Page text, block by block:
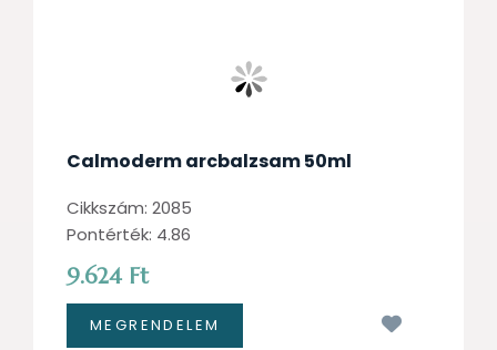
Calmoderm arcbalzsam 50ml
Cikkszám: 2085
Pontérték: 4.86
9.624 Ft